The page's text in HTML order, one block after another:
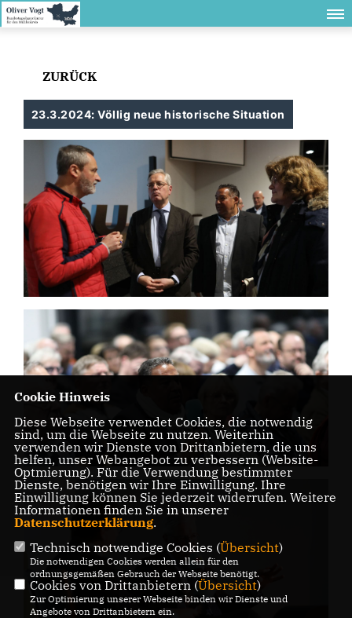
ZURÜCK
23.3.2024: Völlig neue historische Situation
Cookie Hinweis
Diese Webseite verwendet Cookies, die notwendig
sind, um die Webseite zu nutzen. Weiterhin
verwenden wir Dienste von Drittanbietern, die uns
helfen, unser Webangebot zu verbessern (Website-
Optmierung). Für die Verwendung bestimmter
Dienste, benötigen wir Ihre Einwilligung. Ihre
Einwilligung können Sie jederzeit widerrufen. Weitere
Informationen finden Sie in unserer
Datenschutzerklärung.
Technisch notwendige Cookies (Übersicht)
Die notwendigen Cookies werden allein für den
ordnungsgemäßen Gebrauch der Webseite benötigt.
Cookies von Drittanbietern (Übersicht)
Zur Optimierung unserer Webseite binden wir Dienste und
Angebote von Drittanbietern ein.